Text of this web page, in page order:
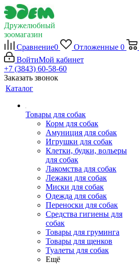
Дружелюбный
зоомагазин
Сравнение0 Отложенные 0
ВойтиМой кабинет
+7 (3843) 60-58-60
Заказать звонок
Каталог
Товары для собак
Корм для собак
Амуниция для собак
Игрушки для собак
Клетки, будки, вольеры
для собак
Лакомства для собак
Лежаки для собак
Миски для собак
Одежда для собак
Переноски для собак
Средства гигиены для
собак
Товары для груминга
Товары для щенков
Туалеты для собак
Ещё